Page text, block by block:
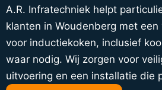
A.R. Infratechniek helpt
klanten in Woudenberg met
voor inductiekoken, inclusief
waar nodig. Wij zorgen voor
uitvoering en een installatie die